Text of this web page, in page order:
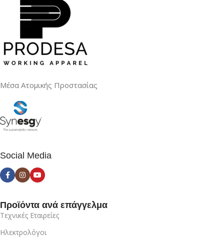
Μέσα Ατομικής Προστασίας
Social Media
Προϊόντα ανά επάγγελμα
Τεχνικές Εταιρείες
Ηλεκτρολόγοι